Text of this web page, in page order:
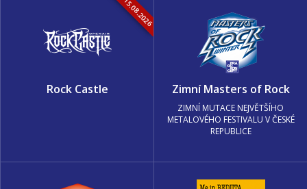
Rock Castle Zimní Masters of Rock
ZIMNÍ MUTACE NEJVĚTŠÍHO
METALOVÉHO FESTIVALU V ČESKÉ
REPUBLICE